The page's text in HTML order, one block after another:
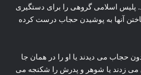
اسلامی گروهی را برای دستگیری
آنها به پوشیدن حجاب درست کرده
حجاب می دیدند یا او را در همان جا
می زدند یا شوهر و پدرش را شکنجه می